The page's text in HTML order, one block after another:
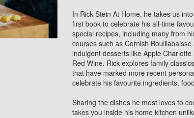
In Rick Stein At Home, he takes us
first book to celebrate his all-time
special recipes, including many from
courses such as Cornish
indulgent desserts like Apple
Red Wine. Rick explores family
that have marked more recent
celebrate his favourite ingredients,
Sharing the dishes he most loves to
takes you inside his home kitchen